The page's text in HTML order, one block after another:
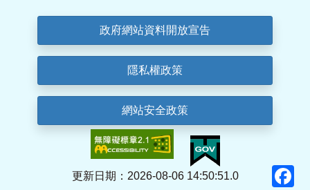
政府網站資料開放宣告
隱私權政策
網站安全政策
更新日期：2026-08-06 14:50:51.0